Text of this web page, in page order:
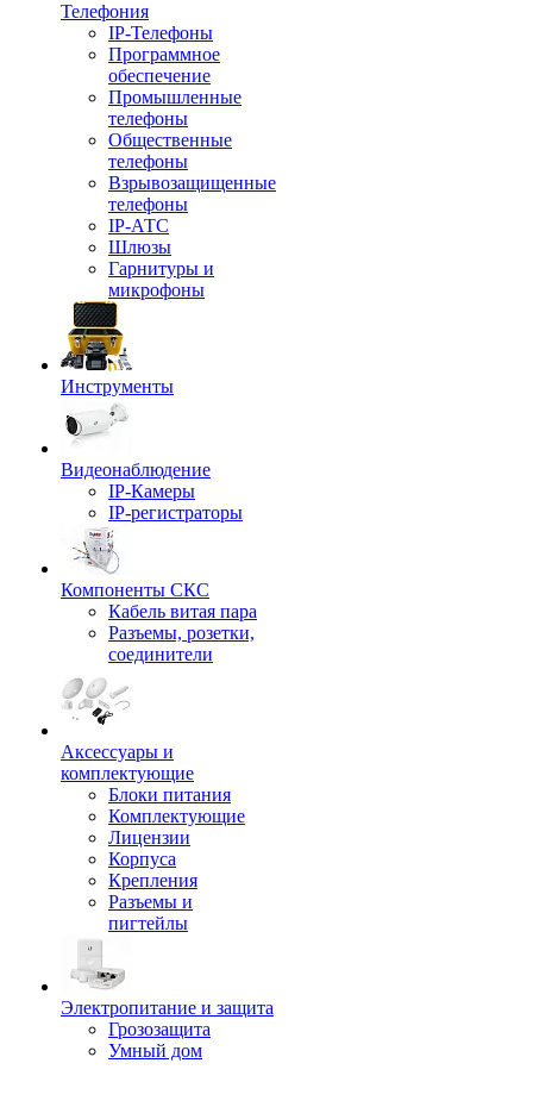
Телефония
IP-Телефоны
Программное
обеспечение
Промышленные
телефоны
Общественные
телефоны
Взрывозащищенные
телефоны
IP-АТС
Шлюзы
Гарнитуры и
микрофоны
Инструменты
Видеонаблюдение
IP-Камеры
IP-регистраторы
Компоненты СКС
Кабель витая пара
Разъемы, розетки,
соединители
Аксессуары и
комплектующие
Блоки питания
Комплектующие
Лицензии
Корпуса
Крепления
Разъемы и
пигтейлы
Электропитание и защита
Грозозащита
Умный дом